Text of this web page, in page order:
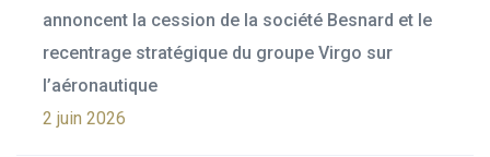
annoncent la cession de la société Besnard et le
recentrage stratégique du groupe Virgo sur
l’aéronautique
2 juin 2026